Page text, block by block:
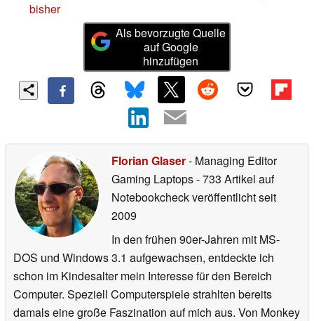
bisher
Als bevorzugte Quelle
auf Google
hinzufügen
Florian Glaser- Managing Editor
Gaming Laptops- 733 Artikel auf
Notebookcheck veröffentlichtseit
2009
In den frühen 90er-Jahren mit MS-
DOS und Windows 3.1 aufgewachsen, entdeckte ich
schon im Kindesalter mein Interesse für den Bereich
Computer. Speziell Computerspiele strahlten bereits
damals eine große Faszination auf mich aus. Von Monkey